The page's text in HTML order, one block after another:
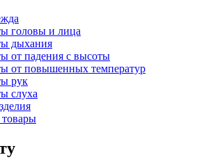
головы и лица
дыхания
от падения с высоты
от повышенных температур
рук
слуха